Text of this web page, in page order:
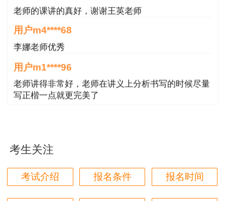
老师的课讲的真好，谢谢王英老师
用户m4****68
李娜老师优秀
用户m1****96
老师讲得非常好，老师在讲义上分析书写的时候尽量
写正楷一点就更完美了
用户85****06
真的是把学习变成自己能理解的语言最重要！
用户m1****88
考生关注
考试介绍 报名条件 报名时间